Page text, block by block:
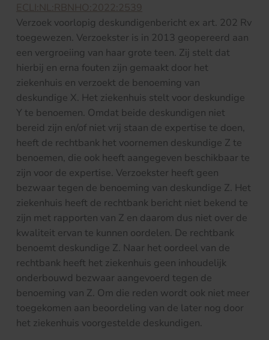
ECLI:NL:RBNHO:2022:2539
Verzoek voorlopig deskundigenbericht ex art. 202 Rv
toegewezen. Verzoekster is in 2013 geopereerd aan
een vergroeiing van haar grote teen. Zij stelt dat
hierbij en erna fouten zijn gemaakt door het
ziekenhuis en verzoekt de benoeming van
deskundige X. Het ziekenhuis stelt voor deskundige
Y te benoemen. Omdat beide deskundigen niet
bereid zijn en/of niet vrij staan de expertise te doen,
heeft de rechtbank het voornemen deskundige Z te
benoemen, die ook heeft aangegeven beschikbaar te
zijn voor de expertise. Verzoekster heeft geen
bezwaar tegen de benoeming van deskundige Z. Het
ziekenhuis heeft de rechtbank bericht niet bekend te
zijn met rapporten van Z en daarom dus niet over de
kwaliteit ervan te kunnen oordelen. De rechtbank
benoemt deskundige Z. Naar het oordeel van de
rechtbank heeft het ziekenhuis geen inhoudelijk
onderbouwd bezwaar aangevoerd tegen de
benoeming van Z. Om die reden wordt ook niet meer
toegekomen aan beoordeling van de later nog door
het ziekenhuis voorgestelde deskundigen.